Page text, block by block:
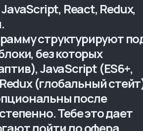
React, Redux,
структурируют
без которых
JavaScript (ES6+,
(глобальный
после
Тебе это дает